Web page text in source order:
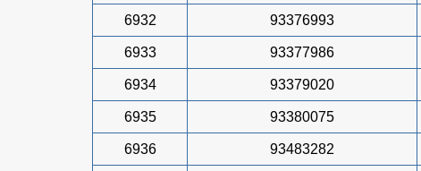
6932 93376993
6933 93377986
6934 93379020
6935 93380075
6936 93483282